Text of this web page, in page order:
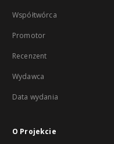
Współtwórca
Promotor
Recenzent
Wydawca
Data wydania
O Projekcie